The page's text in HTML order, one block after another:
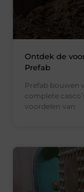
Ontdek de
Prefab
Prefab bouwen
complete
voordelen van